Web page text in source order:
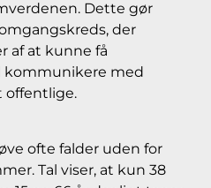
Dette gør
der
af at kunne få
kommunikere med
offentlige.
ofte falder uden for
Tal viser, at kun 38